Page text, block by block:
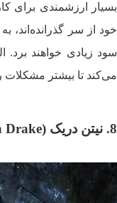
بسیار ارزشمندی برای
خود از سر
سود زیادی خواهند
می‌کند تا بیشتر مشکلات
8. نیتن دریک (Nathan Drake) / سری Uncharted